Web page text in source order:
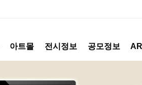
아트몰 전시정보 공모정보